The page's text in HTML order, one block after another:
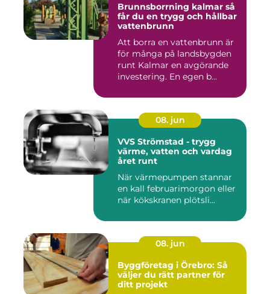
Brunnsborrning kalmar så
får du en trygg och hållbar
vattenbrunn
Att borra en vattenbrunn är
för många på landsbygden
runt Kalmar en avgörande
investering. En egen b...
08. jun
VVS Strömstad - trygg
värme, vatten och vardag
året runt
När värmepumpen stannar
en kall februarimorgon eller
när kökskranen plötsli...
08. jun
Byggföretag i Örebro: Så
väljer du rätt partner för
ditt projekt